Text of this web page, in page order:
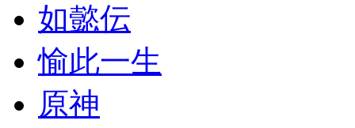
如懿伝
愉此一生
原神